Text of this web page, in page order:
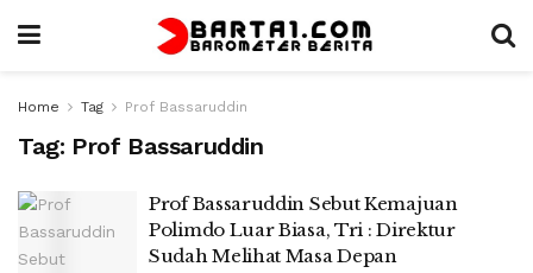
Home Tag Prof Bassaruddin
Tag: Prof Bassaruddin
Prof Bassaruddin Sebut Kemajuan
Polimdo Luar Biasa, Tri : Direktur
Sudah Melihat Masa Depan